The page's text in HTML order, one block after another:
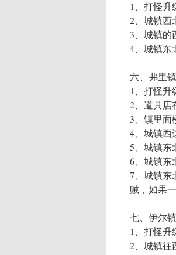
1、打怪
2、城镇西
3、城镇的
4、城镇东
六、弗里镇
1、打怪升
2、道具店
3、镇里面
4、城镇西
5、城镇东
6、城镇东
7、城镇东
贼，如果
七、伊尔镇
1、打怪升
2、城镇往